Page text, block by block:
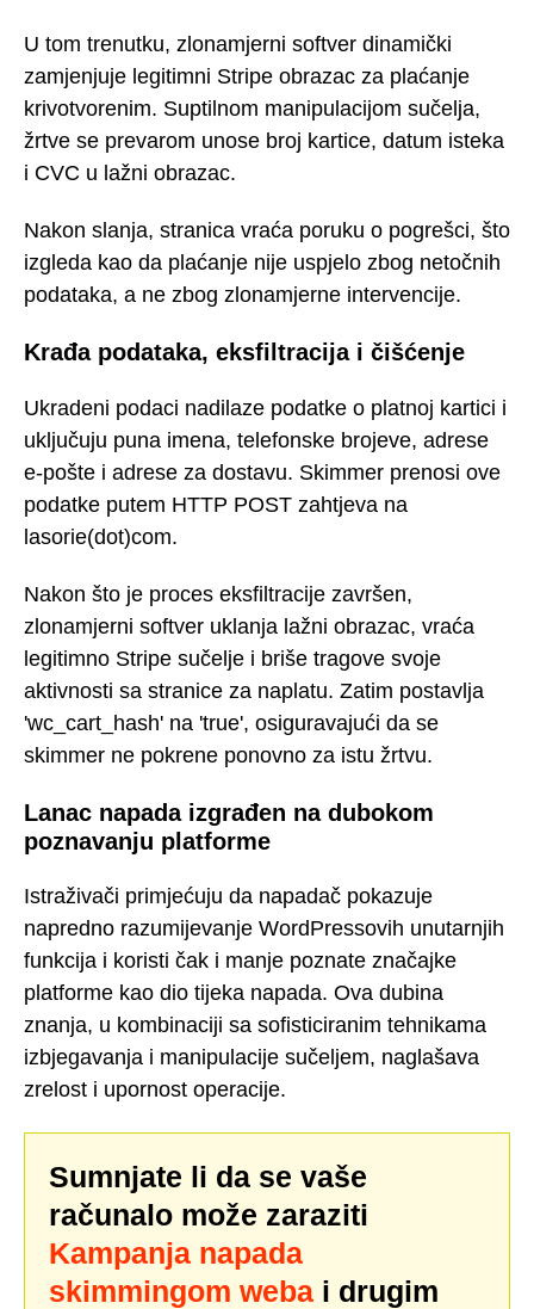
U tom trenutku, zlonamjerni softver dinamički
zamjenjuje legitimni Stripe obrazac za plaćanje
krivotvorenim. Suptilnom manipulacijom sučelja,
žrtve se prevarom unose broj kartice, datum isteka
i CVC u lažni obrazac.
Nakon slanja, stranica vraća poruku o pogrešci, što
izgleda kao da plaćanje nije uspjelo zbog netočnih
podataka, a ne zbog zlonamjerne intervencije.
Krađa podataka, eksfiltracija i čišćenje
Ukradeni podaci nadilaze podatke o platnoj kartici i
uključuju puna imena, telefonske brojeve, adrese
e-pošte i adrese za dostavu. Skimmer prenosi ove
podatke putem HTTP POST zahtjeva na
lasorie(dot)com.
Nakon što je proces eksfiltracije završen,
zlonamjerni softver uklanja lažni obrazac, vraća
legitimno Stripe sučelje i briše tragove svoje
aktivnosti sa stranice za naplatu. Zatim postavlja
'wc_cart_hash' na 'true', osiguravajući da se
skimmer ne pokrene ponovno za istu žrtvu.
Lanac napada izgrađen na dubokom
poznavanju platforme
Istraživači primjećuju da napadač pokazuje
napredno razumijevanje WordPressovih unutarnjih
funkcija i koristi čak i manje poznate značajke
platforme kao dio tijeka napada. Ova dubina
znanja, u kombinaciji sa sofisticiranim tehnikama
izbjegavanja i manipulacije sučeljem, naglašava
zrelost i upornost operacije.
Sumnjate li da se vaše
računalo može zaraziti
Kampanja napada
skimmingom weba i drugim